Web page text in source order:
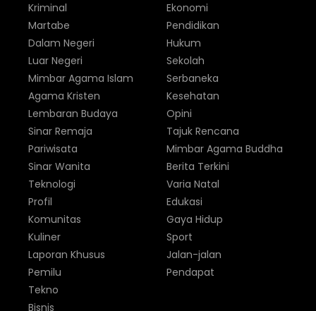
Kriminal
Martabe
Dalam Negeri
Luar Negeri
Ekonomi
Pendidikan
Hukum
Sekolah
Mimbar Agama Islam
Agama Kristen
Lembaran Budaya
Sinar Remaja
Pariwisata
Sinar Wanita
Serbaneka
Kesehatan
Opini
Tajuk Rencana
Mimbar Agama Buddha
Berita Terkini
Teknologi
Profil
Komunitas
Kuliner
Laporan Khusus
Pemilu
Varia Natal
Edukasi
Gaya Hidup
Sport
Jalan-jalan
Pendapat
Tekno
Bisnis